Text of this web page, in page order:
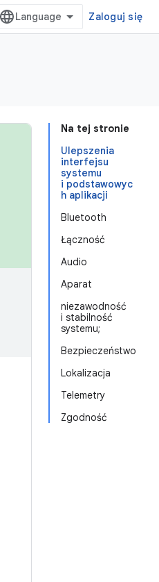
Zaloguj się
Na tej stronie
Ulepszenia
interfejsu
systemu
i podstawowyc
h aplikacji
Bluetooth
Łączność
Audio
Aparat
niezawodność
i stabilność
systemu;
Bezpieczeństwo
Lokalizacja
Telemetry
Zgodność